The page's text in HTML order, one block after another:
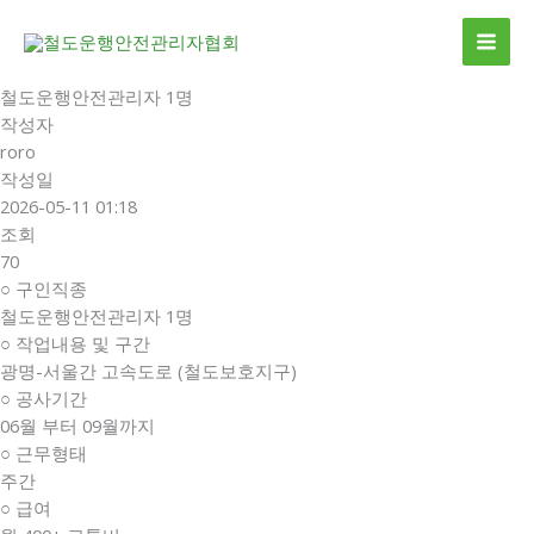
로
건
너
뛰
기
철도운행안전관리자 1명
작성자
roro
작성일
2026-05-11 01:18
조회
70
○ 구인직종
철도운행안전관리자 1명
○ 작업내용 및 구간
광명-서울간 고속도로 (철도보호지구)
○ 공사기간
06월 부터 09월까지
○ 근무형태
주간
○ 급여